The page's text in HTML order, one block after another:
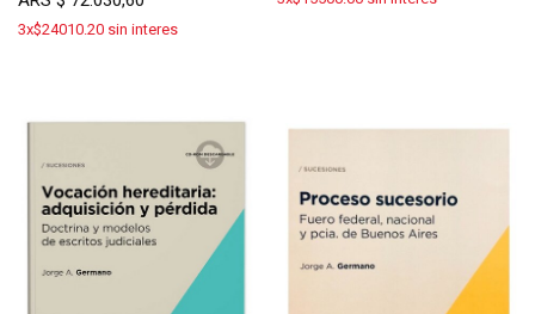
3x$24010.20 sin interes